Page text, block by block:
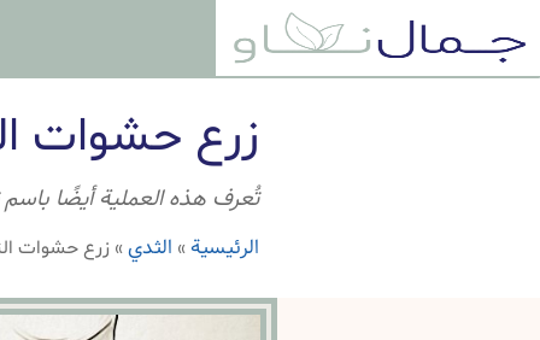
زرع حشوات
تُعرف هذه العملية أيضًا باسم
الرئيسية » الثدي» زرع حشوات